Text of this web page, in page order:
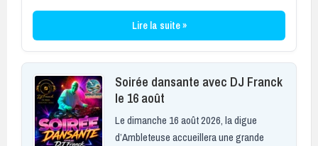
Lire la suite »
Soirée dansante avec DJ Franck
le 16 août
Le dimanche 16 août 2026, la digue
d’Ambleteuse accueillera une grande